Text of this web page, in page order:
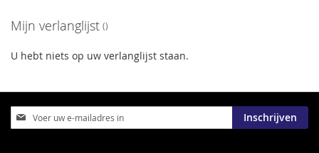
Mijn verlanglijst
U hebt niets op uw verlanglijst staan.
Abonneer
u
Inschrijven